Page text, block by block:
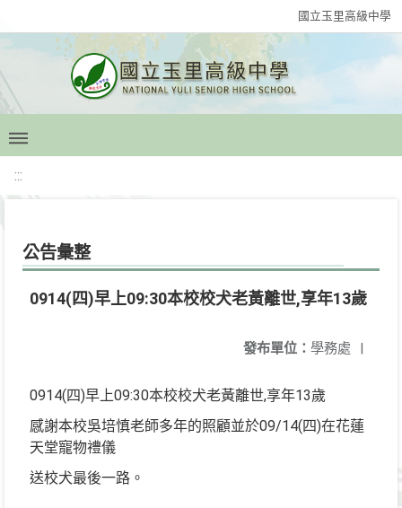
國立玉里高級中學
:::
公告彙整
0914(四)早上09:30本校校犬老黃離世,享年13歲
發布單位： 學務處 |
0914(四)早上09:30本校校犬老黃離世,享年13歲
感謝本校吳培慎老師多年的照顧並於09/14(四)在花蓮
天堂寵物禮儀
送校犬最後一路。